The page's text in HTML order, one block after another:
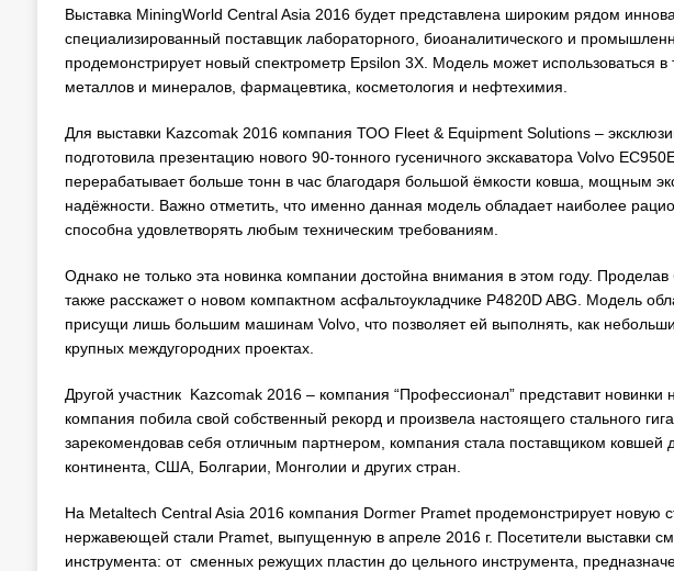
Выставка MiningWorld Central Asia 2016 будет представлена широким рядом
специализированный поставщик лабораторного, биоаналитического и
продемонстрирует новый спектрометр Epsilon 3X. Модель может использоваться
металлов и минералов, фармацевтика, косметология и нефтехимия.
Для выставки Kazcomak 2016 компания ТОО Fleet & Equipment Solutions –
подготовила презентацию нового 90-тонного гусеничного экскаватора Volvo
перерабатывает больше тонн в час благодаря большой ёмкости ковша, мощным
надёжности. Важно отметить, что именно данная модель обладает наиболее
способна удовлетворять любым техническим требованиям.
Однако не только эта новинка компании достойна внимания в этом году.
также расскажет о новом компактном асфальтоукладчике P4820D ABG. Модель
присущи лишь большим машинам Volvo, что позволяет ей выполнять, как
крупных междугородних проектах.
Другой участник Kazcomak 2016 – компания “Профессионал” представит новинки
компания побила свой собственный рекорд и произвела настоящего стального
зарекомендовав себя отличным партнером, компания стала поставщиком ковшей
континента, США, Болгарии, Монголии и других стран.
На Metaltech Central Asia 2016 компания Dormer Pramet продемонстрирует
нержавеющей стали Pramet, выпущенную в апреле 2016 г. Посетители выставки
инструмента: от сменных режущих пластин до цельного инструмента,